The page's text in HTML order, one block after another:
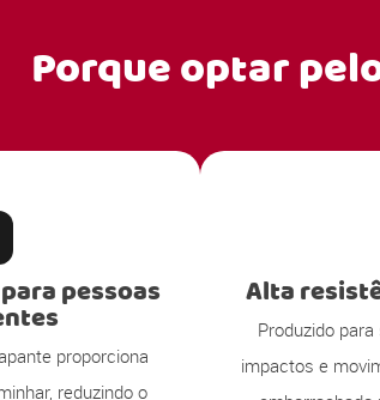
Porque optar
pessoas
proporciona
reduzindo o
Alta
Produzido
impactos e